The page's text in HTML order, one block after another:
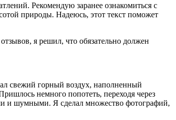
Рекомендую заранее ознакомиться с
природы. Надеюсь, этот текст поможет
я решил, что обязательно должен
свежий горный воздух, наполненный
немного попотеть, переходя через
и шумными. Я сделал множество фотографий,